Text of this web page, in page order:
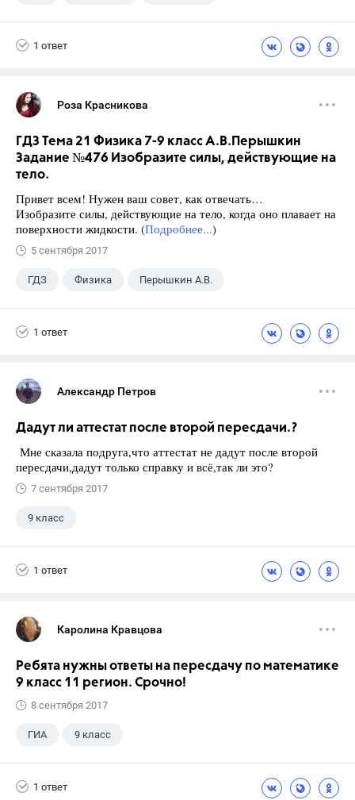
1 ответ
Роза Красникова
ГДЗ Тема 21 Физика 7-9 класс А.В.Перышкин
Задание №476 Изобразите силы, действующие на
тело.
Привет всем! Нужен ваш совет, как отвечать…
Изобразите силы, действующие на тело, когда оно плавает на
поверхности жидкости. (Подробнее...)
5 сентября 2017
ГДЗ Физика Перышкин А.В.
1 ответ
Александр Петров
Дадут ли аттестат после второй пересдачи.?
Мне сказала подруга,что аттестат не дадут после второй
пересдачи,дадут только справку и всё,так ли это?
7 сентября 2017
9 класс
1 ответ
Каролина Кравцова
Ребята нужны ответы на пересдачу по математике
9 класс 11 регион. Срочно!
8 сентября 2017
ГИА 9 класс
1 ответ